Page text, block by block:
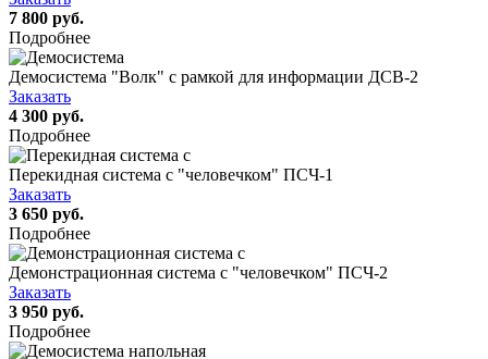
7 800 руб.
Подробнее
Демосистема "Волк" с рамкой для информации ДСВ-2
Заказать
4 300 руб.
Подробнее
Перекидная система с "человечком" ПСЧ-1
Заказать
3 650 руб.
Подробнее
Демонстрационная система с "человечком" ПСЧ-2
Заказать
3 950 руб.
Подробнее